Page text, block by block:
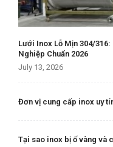
Lưới Inox Lỗ Mịn 304/
Nghiệp Chuẩn 2026
July 13, 2026
Đơn vị cung cấp inox uy
Tại sao inox bị ố vàng và